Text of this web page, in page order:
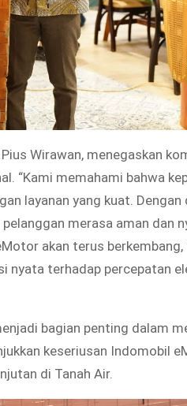
Wirawan, menegaskan
“Kami memahami bahwa
layanan yang kuat.
merasa aman dan
akan terus
nyata terhadap percepatan
bagian penting dalam
keseriusan Indomobil
di Tanah Air.